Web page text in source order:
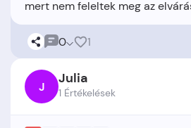
0 1
J Julia
1 Értékelések